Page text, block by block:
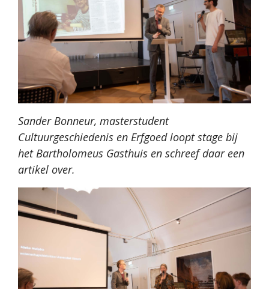
Sander Bonneur, masterstudent
Cultuurgeschiedenis en Erfgoed loopt stage bij
het Bartholomeus Gasthuis en schreef daar een
artikel over.